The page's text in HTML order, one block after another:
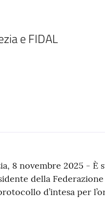
e FIDAL
8 novembre 2025 - È
della
d’intesa per